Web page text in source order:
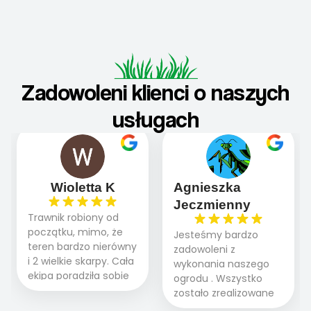
Zadowoleni klienci o naszych
usługach
Wioletta K
Trawnik robiony od
początku, mimo, że
teren bardzo nierówny
i 2 wielkie skarpy. Cała
ekipa poradziła sobie
WSPANIALE od
Agnieszka
Jeczmienny
Jesteśmy bardzo
zadowoleni z
wykonania naszego
ogrodu . Wszystko
zostało zrealizowane
fachowo, rzetelnie i